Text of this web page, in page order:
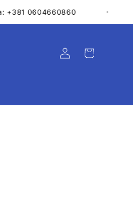
Kontakt Broj Telefona: +381
Prijava Korpa